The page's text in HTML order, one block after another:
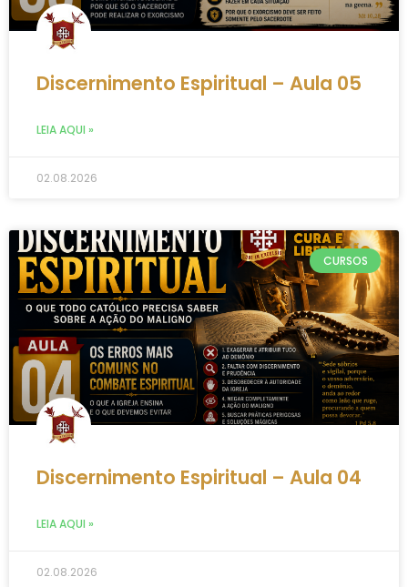
Discernimento Espiritual – Aula 05
LEIA AQUI »
02.08.2026
CURSOS
Discernimento Espiritual – Aula 04
LEIA AQUI »
02.08.2026